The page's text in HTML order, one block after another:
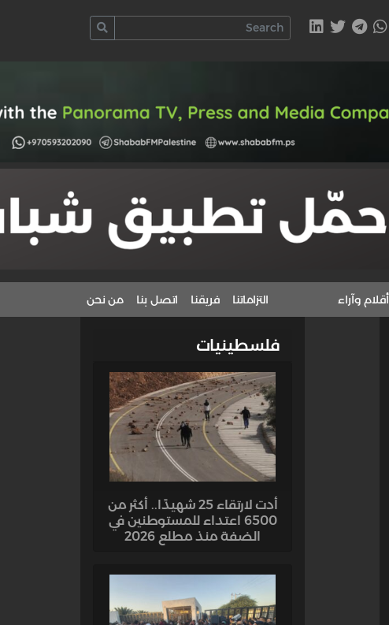
أقلام وآراء التزاماتنا فريقنا اتصل بنا من نحن
فلسطينيات
أدت لارتقاء 25 شهيدًا.. أكثر من
6500 اعتداء للمستوطنين في
الضفة منذ مطلع 2026